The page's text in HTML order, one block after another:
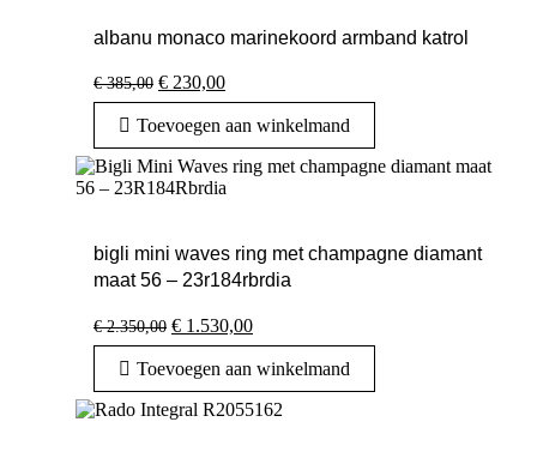
albanu monaco marinekoord armband katrol
€385,00 Oorspronkelijke
prijs
was:
€ 385,00.
€ 230,00Huidige
prijs
is:
€ 230,00.
Toevoegen aan winkelmand
bigli mini waves ring met champagne diamant
maat 56 – 23r184rbrdia
€2.350,00 Oorspronkelijke
prijs
was:
€ 2.350,00.
€ 1.530,00Huidige
prijs
is:
€ 1.530,00.
Toevoegen aan winkelmand